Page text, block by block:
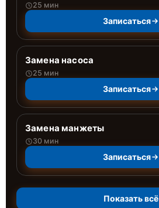
25 мин
Записаться
Замена насоса
25 мин
Записаться
Замена манжеты
30 мин
Записаться
Показать всё